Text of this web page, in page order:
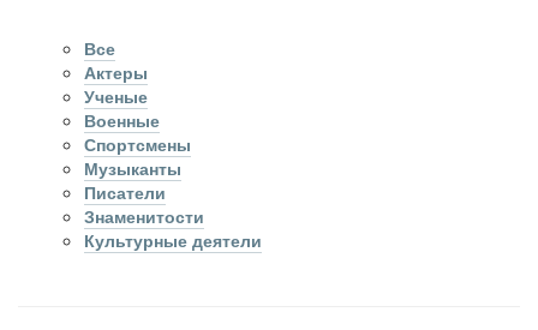
Все
Актеры
Ученые
Военные
Спортсмены
Музыканты
Писатели
Знаменитости
Культурные деятели